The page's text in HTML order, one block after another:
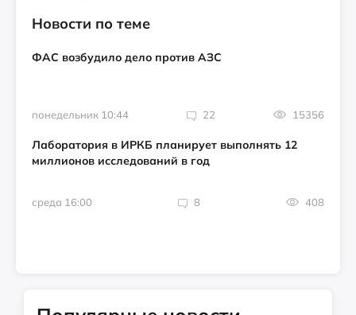
Новости по теме
ФАС возбудило дело против АЗС
понедельник 10:44 22 15356
Лаборатория в ИРКБ планирует выполнять 12
миллионов исследований в год
среда 16:00 8 408